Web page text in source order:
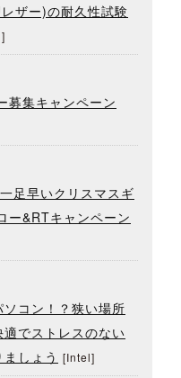
ザー)の耐久性試験
募集キャンペーン
足早いクリスマスギ
ー&RTキャンペーン
コン！？狭い場所
でストレスのない
しょう [Intel]